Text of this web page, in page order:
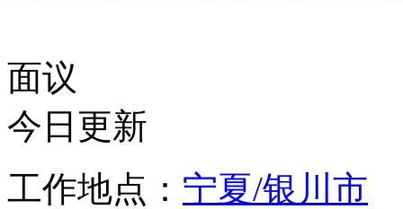
面议
今日更新
工作地点： 宁夏/银川市